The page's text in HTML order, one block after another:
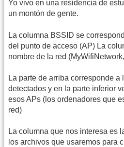
Yo vivo en una residencia de
un montón de gente.
La columna BSSID se
del punto de acceso (AP) La
nombre de la red
La parte de arriba corresponde a
detectados y en la parte inferior
esos APs (los ordenadores que
red)
La columna que nos interesa es
los archivos que usaremos para